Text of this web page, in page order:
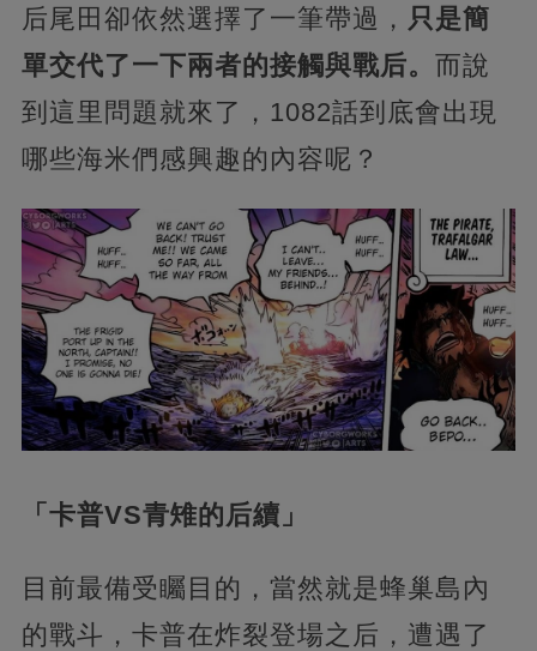
后尾田卻依然選擇了一筆帶過， 只是簡
單交代了一下兩者的接觸與戰后。 而說
到這里問題就來了，1082話到底會出現
哪些海米們感興趣的內容呢？
「卡普VS青雉的后續」
目前最備受矚目的，當然就是蜂巢島內
的戰斗，卡普在炸裂登場之后，遭遇了